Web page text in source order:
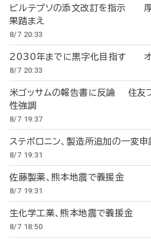
ビルテプソの添文改訂を指示
果踏まえ
8/7 20:33
2030年までに黒字化目指す オ
8/7 20:33
米ゴッサムの報告書に反論 住友
性強調
8/7 19:37
ステボロニン、製造所追加の一変
8/7 19:31
佐藤製薬、熊本地震で義援金
8/7 19:31
生化学工業、熊本地震で義援金
8/7 18:50